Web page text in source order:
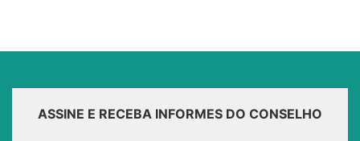
ASSINE E RECEBA INFORMES DO CONSELHO